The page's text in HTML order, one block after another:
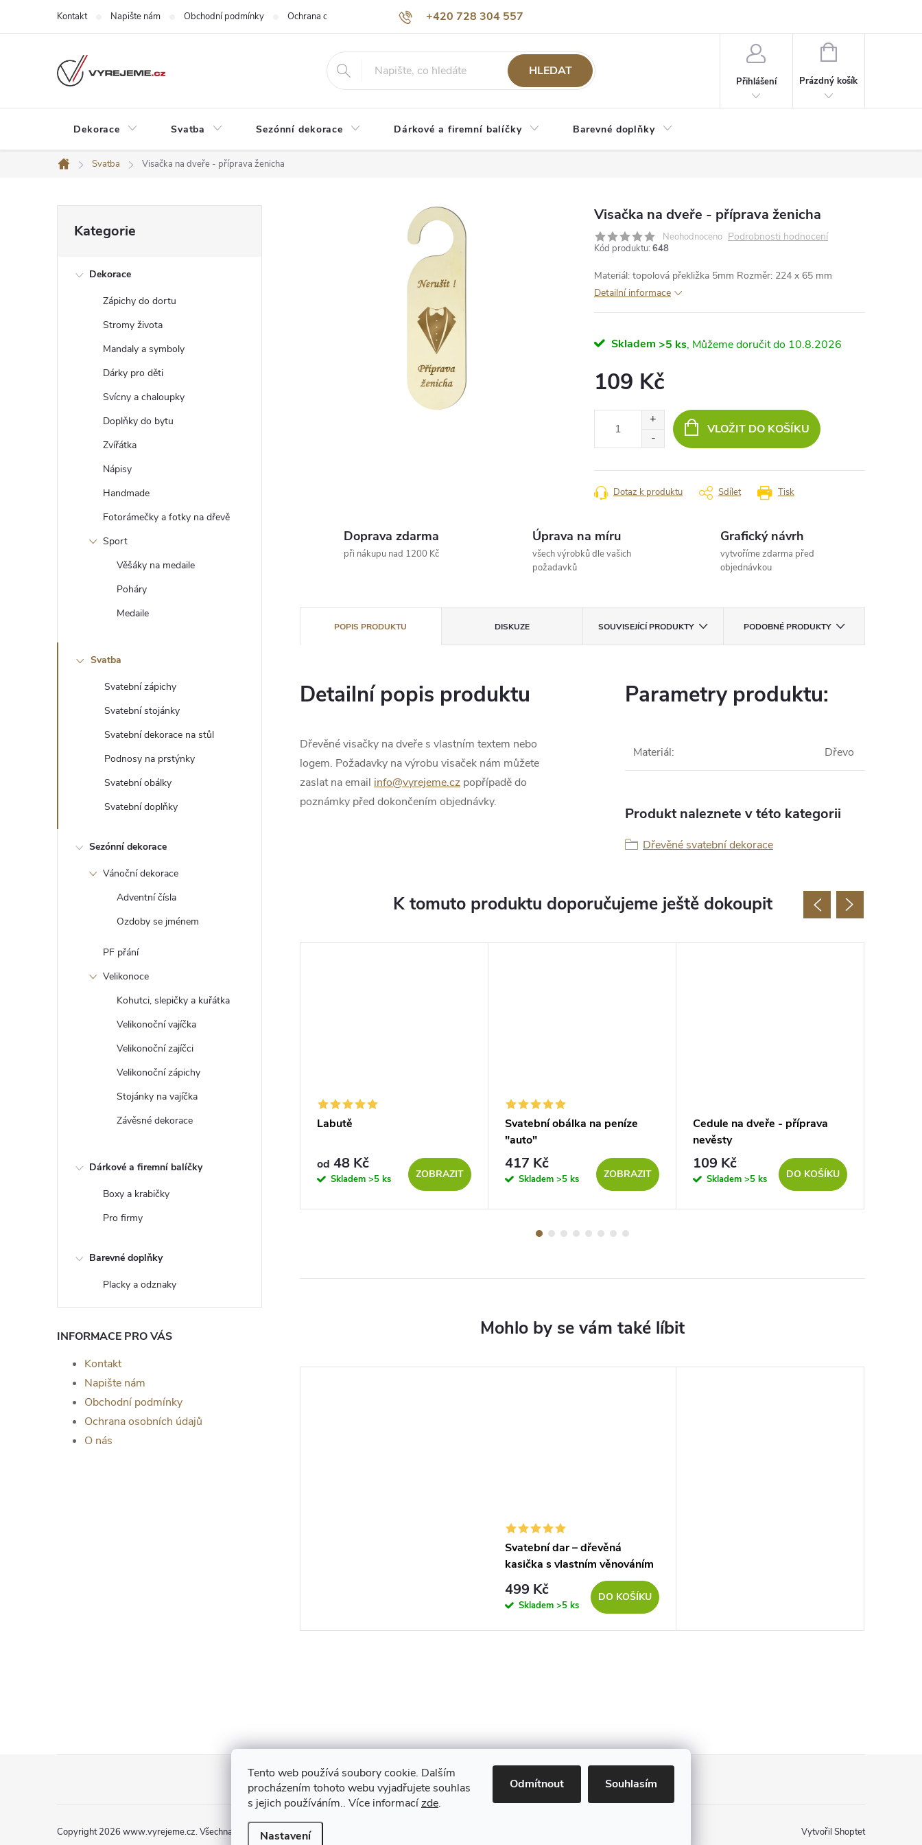
Tento web používá soubory cookie. Dalším
procházením tohoto webu vyjadřujete souhlas
s jejich používáním.. Více informacízde.
Nastavení
Odmítnout Souhlasím
+420 728 304 557
Kontakt Napište nám Obchodní podmínky Ochrana osobních údajů O nás
HLEDAT
Přihlášení
NÁKUPNÍ
Prázdný košík
Dekorace Svatba Sezónní dekorace Dárkové a firemní balíčky Barevné doplňky
Domů
Svatba Visačka na dveře - příprava ženicha
e
kategorie
Kategorie
Dekorace
Zápichy do dortu
Stromy života
Mandaly a symboly
Dárky pro děti
Svícny a chaloupky
Doplňky do bytu
Zvířátka
Nápisy
Handmade
Fotorámečky a fotky na dřevě
Sport
Věšáky na medaile
Poháry
Medaile
Svatba
Svatební zápichy
Svatební stojánky
Svatební dekorace na stůl
Podnosy na prstýnky
Svatební obálky
Svatební doplňky
Sezónní dekorace
Vánoční dekorace
Adventní čísla
Ozdoby se jménem
PF přání
Velikonoce
Kohutci, slepičky a kuřátka
Velikonoční vajíčka
Velikonoční zajíčci
Velikonoční zápichy
Stojánky na vajíčka
Závěsné dekorace
Dárkové a firemní balíčky
Boxy a krabičky
Pro firmy
Barevné doplňky
Placky a odznaky
INFORMACE PRO VÁS
Kontakt
Napište nám
Obchodní podmínky
Ochrana osobních údajů
O nás
Visačka na dveře - příprava ženicha
Neohodnoceno Podrobnosti hodnocení
Kód produktu: 648
Materiál: topolová překližka 5mm Rozměr: 224 x 65 mm
Detailní informace
Skladem >5 ks 10.8.2026
109 Kč
VLOŽIT DO KOŠÍKU
Tisk
Dotaz k produktu Sdílet
Doprava zdarma
při nákupu nad 1200 Kč
Úprava na míru
všech výrobků dle vašich
požadavků
Grafický návrh
vytvoříme zdarma před
objednávkou
POPIS PRODUKTU DISKUZE SOUVISEJÍCÍ PRODUKTY PODOBNÉ PRODUKTY
Detailní popis produktu
Dřevěné visačky na dveře s vlastním textem nebo
logem. Požadavky na výrobu visaček nám můžete
zaslat na email info@vyrejeme.cz popřípadě do
poznámky před dokončením objednávky.
Parametry produktu:
Materiál: Dřevo
Produkt naleznete v této kategorii
Dřevěné svatební dekorace
K tomuto produktu doporučujeme ještě dokoupit
DO KOŠÍKU
Dekorace na vývazky s iniciály
od5 Kč
Labutě
od 48 Kč
Skladem >5 ks ZOBRAZIT
Svatební obálka na peníze
"auto"
417 Kč
Skladem >5 ks ZOBRAZIT
Cedule na dveře - příprava
nevěsty
109 Kč
Skladem >5 ks DO KOŠÍKU
Svatební dar – dřevěná
kasička s vlastním věnováním
499 Kč
Skladem >5 ks
DO KOŠÍKU
Maestro
Vytvořil Shoptet
Copyright 2026 www.vyrejeme.cz. Všechna práva vyhrazena.Upravit nastavení cookies